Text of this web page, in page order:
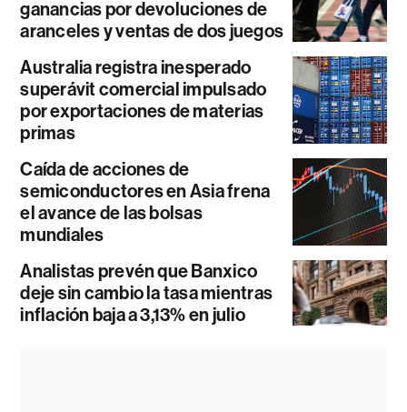
ganancias por devoluciones de
aranceles y ventas de dos juegos
Australia registra inesperado
superávit comercial impulsado
por exportaciones de materias
primas
Caída de acciones de
semiconductores en Asia frena
el avance de las bolsas
mundiales
Analistas prevén que Banxico
deje sin cambio la tasa mientras
inflación baja a 3,13% en julio